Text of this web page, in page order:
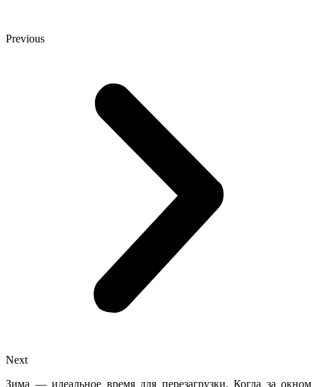
Previous
Next
Зима — идеальное время для перезагрузки. Когда за окном